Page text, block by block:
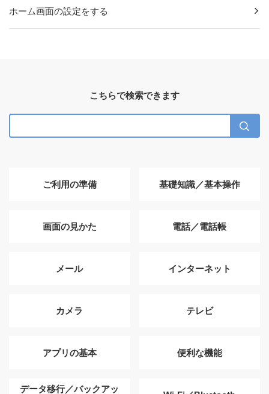
ホーム画面の設定をする
こちらで検索できます
ご利用の準備 基礎知識／基本操作
画面の見かた 電話／電話帳
メール インターネット
カメラ テレビ
アプリの基本 便利な機能
データ移行／バックアッ